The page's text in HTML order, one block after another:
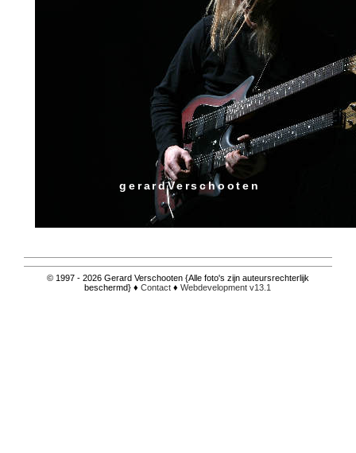
gerardVerschooten
© 1997 - 2026 Gerard Verschooten {Alle foto's zijn auteursrechterlijk
beschermd} ♦Contact ♦Webdevelopment v13.1